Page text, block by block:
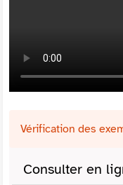
Vérification des
Consulter en